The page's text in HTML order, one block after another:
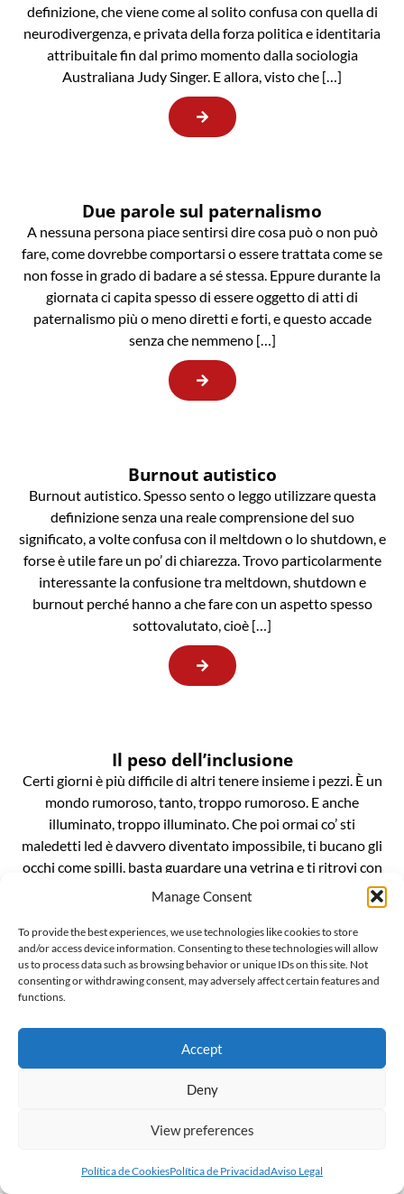
Manage Consent
To provide the best experiences, we use technologies like cookies to store
and/or access device information. Consenting to these technologies will allow
us to process data such as browsing behavior or unique IDs on this site. Not
consenting or withdrawing consent, may adversely affect certain features and
functions.
Accept
Deny
View preferences
Política de CookiesPolítica de PrivacidadAviso Legal
definizione, che viene come al solito confusa con quella di
neurodivergenza, e privata della forza politica e identitaria
attribuitale fin dal primo momento dalla sociologia
Australiana Judy Singer. E allora, visto che […]
Due parole sul paternalismo
A nessuna persona piace sentirsi dire cosa può o non può
fare, come dovrebbe comportarsi o essere trattata come se
non fosse in grado di badare a sé stessa. Eppure durante la
giornata ci capita spesso di essere oggetto di atti di
paternalismo più o meno diretti e forti, e questo accade
senza che nemmeno […]
Burnout autistico
Burnout autistico. Spesso sento o leggo utilizzare questa
definizione senza una reale comprensione del suo
significato, a volte confusa con il meltdown o lo shutdown, e
forse è utile fare un po’ di chiarezza. Trovo particolarmente
interessante la confusione tra meltdown, shutdown e
burnout perché hanno a che fare con un aspetto spesso
sottovalutato, cioè […]
Il peso dell’inclusione
Certi giorni è più difficile di altri tenere insieme i pezzi. È un
mondo rumoroso, tanto, troppo rumoroso. E anche
illuminato, troppo illuminato. Che poi ormai co’ sti
maledetti led è davvero diventato impossibile, ti bucano gli
occhi come spilli, basta guardare una vetrina e ti ritrovi con
le cornee bruciate. È un casino da […]
L’invenzionde della “gender ideology”
Il mondo sussulta incredulo alla notizia che Penny Polar
Bear, compagna di scuola di Peppa pig, ha raccontato alle
compagne e ai compagni di classe di avere due mamme. E
gender”. Ma voglio darvi una notizia ancora più
esiste, è […]